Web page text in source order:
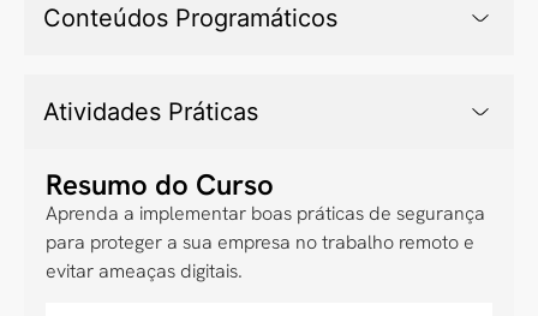
Conteúdos Programáticos
Atividades Práticas
Resumo do Curso
Aprenda a implementar boas práticas de segurança
para proteger a sua empresa no trabalho remoto e
evitar ameaças digitais.